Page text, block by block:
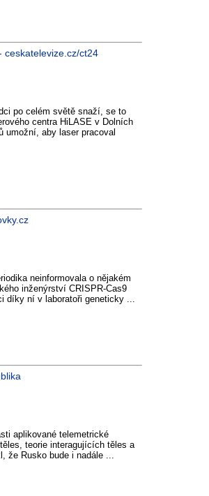
ceskatelevize.cz/ct24
po celém světě snaží, se to
centra HiLASE v Dolních
umožní, aby laser pracoval
neinformovala o nějakém
inženýrství CRISPR-Cas9
díky ní v laboratoři geneticky ...
aplikované telemetrické
teorie interagujících těles a
že Rusko bude i nadále ...